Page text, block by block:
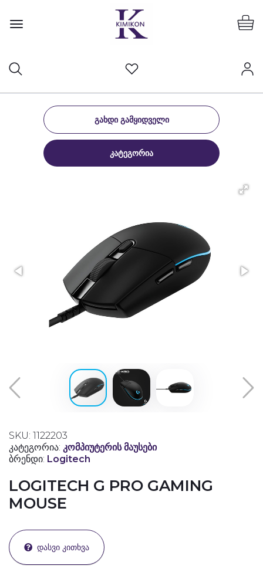
ᲒᲐᲮᲓᲘ ᲒᲐᲛᲧᲘᲓᲕᲔᲚᲘ
ᲙᲐᲢᲔᲒᲝᲠᲘᲐ
SKU: 1122203
კატეგორია: კომპიუტერის მაუსები
ბრენდი: Logitech
LOGITECH G PRO GAMING
MOUSE
ᲓᲐᲡᲕᲘ ᲙᲘᲗᲮᲕᲐ